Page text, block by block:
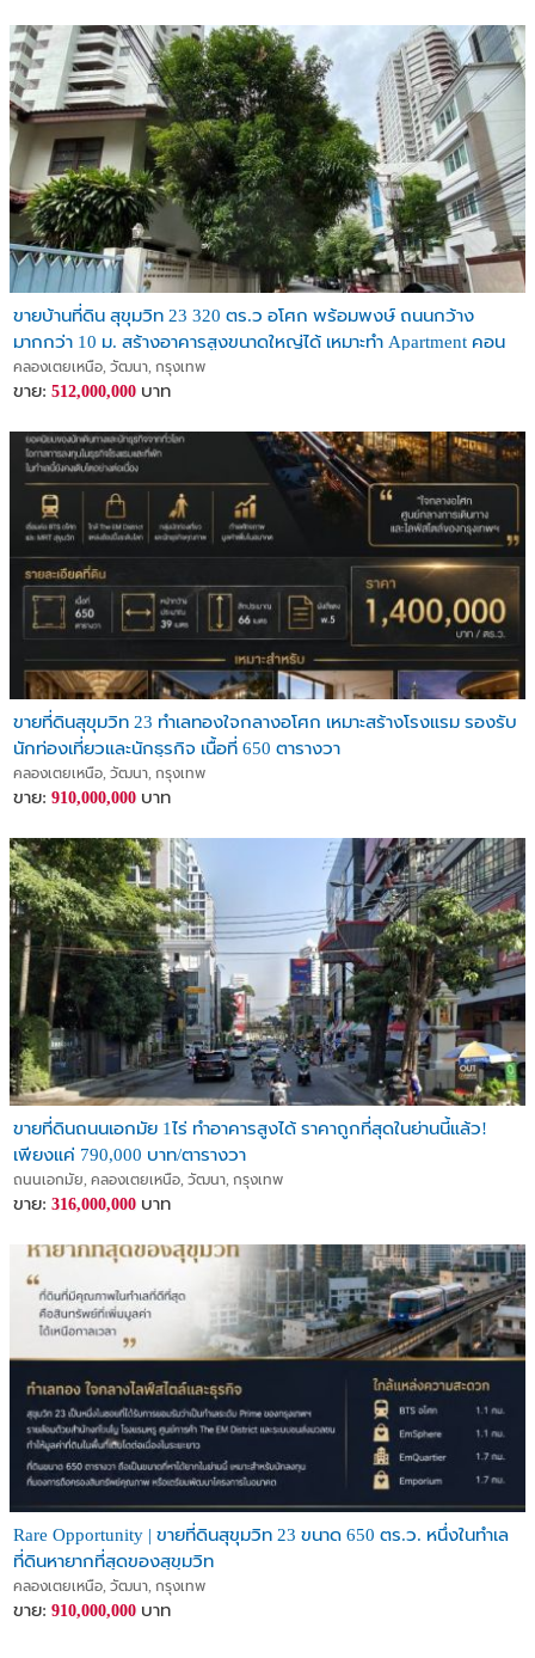
ขายบ้านที่ดิน สุขุมวิท 23 320 ตร.ว อโศก พร้อมพงษ์ ถนนกว้าง
มากกว่า 10 ม. สร้างอาคารสูงขนาดใหญ่ได้ เหมาะทำ Apartment คอน
โด Land for sale Sukhumvit 23
คลองเตยเหนือ, วัฒนา, กรุงเทพ
ขาย: 512,000,000 บาท
ขายที่ดินสุขุมวิท 23 ทำเลทองใจกลางอโศก เหมาะสร้างโรงแรม รองรับ
นักท่องเที่ยวและนักธุรกิจ เนื้อที่ 650 ตารางวา
คลองเตยเหนือ, วัฒนา, กรุงเทพ
ขาย: 910,000,000 บาท
ขายที่ดินถนนเอกมัย 1ไร่ ทำอาคารสูงได้ ราคาถูกที่สุดในย่านนี้แล้ว!
เพียงแค่ 790,000 บาท/ตารางวา
ถนนเอกมัย, คลองเตยเหนือ, วัฒนา, กรุงเทพ
ขาย: 316,000,000 บาท
Rare Opportunity | ขายที่ดินสุขุมวิท 23 ขนาด 650 ตร.ว. หนึ่งในทำเล
ที่ดินหายากที่สุดของสุขุมวิท
คลองเตยเหนือ, วัฒนา, กรุงเทพ
ขาย: 910,000,000 บาท